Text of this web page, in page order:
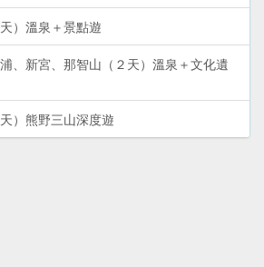
）溫泉＋景點遊
、新宮、那智山（２天）溫泉＋文化遺
）熊野三山深度遊